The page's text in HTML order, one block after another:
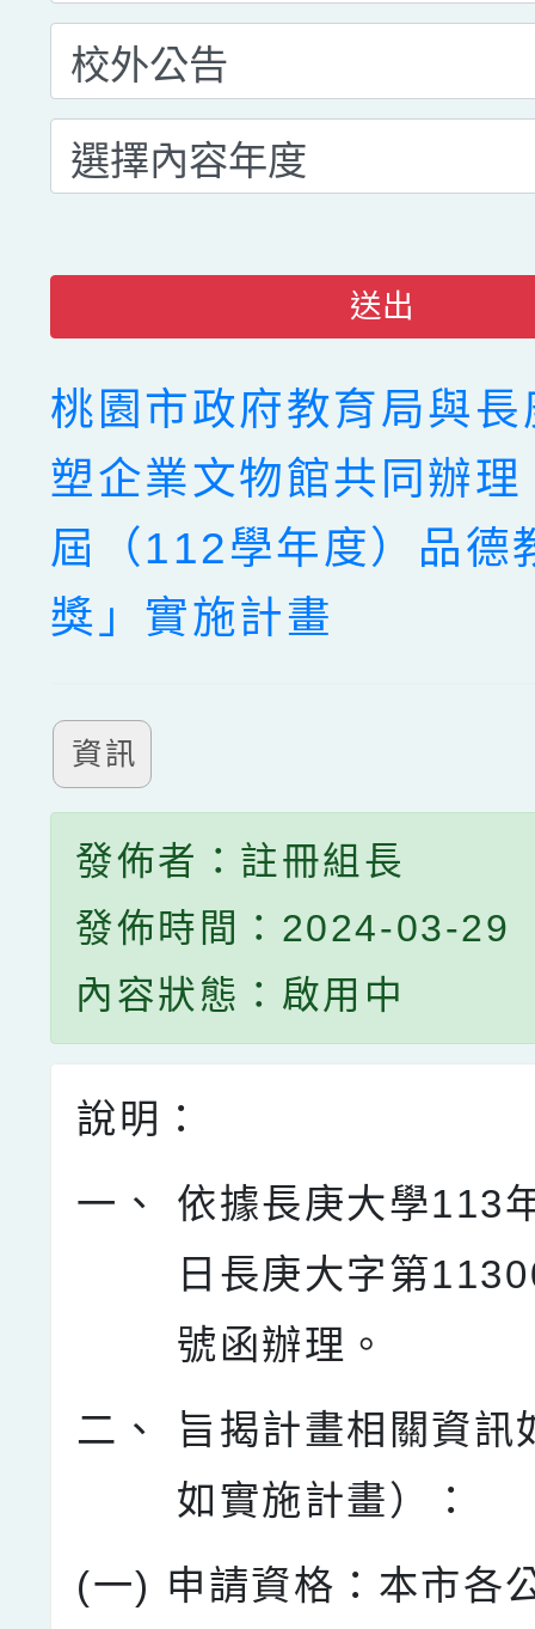
送出
桃園市政府教育局與
塑企業文物館共同辦
屆（112學年度）品德
獎」實施計畫
資訊
發佈者：註冊組長
發佈時間：2024-03-29
內容狀態：啟用中
說明：
一、
依據長庚大學113
日長庚大字第
號函辦理。
二、
旨揭計畫相關資訊
如實施計畫）：
(一) 申請資格：本市各